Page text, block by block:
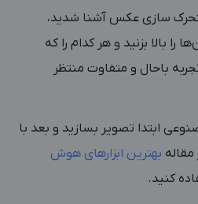
متحرک سازی عکس آشنا شدید،
بالا بزنید و هر کدام را که
باحال و متفاوت منتظر
ابتدا تصویر بسازید و بعد با
مقاله بهترین ابزارهای هوش
کنید.